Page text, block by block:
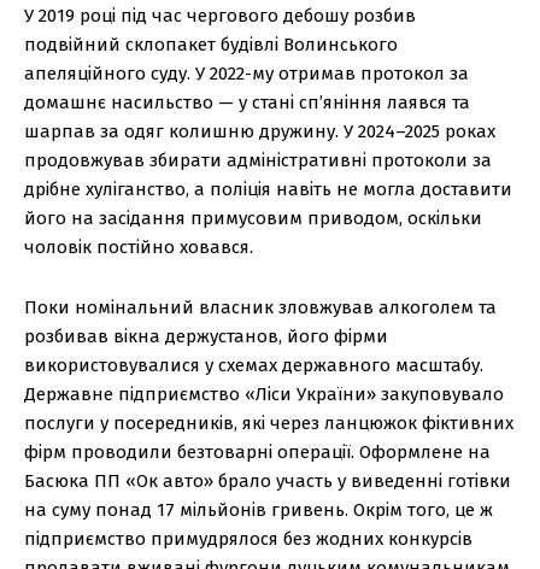
У 2019 році під час чергового дебошу розбив
подвійний склопакет будівлі Волинського
апеляційного суду. У 2022-му отримав протокол за
домашнє насильство — у стані сп’яніння лаявся та
шарпав за одяг колишню дружину. У 2024–2025 роках
продовжував збирати адміністративні протоколи за
дрібне хуліганство, а поліція навіть не могла доставити
його на засідання примусовим приводом, оскільки
чоловік постійно ховався.
Поки номінальний власник зловжував алкоголем та
розбивав вікна держустанов, його фірми
використовувалися у схемах державного масштабу.
Державне підприємство «Ліси України» закуповувало
послуги у посередників, які через ланцюжок фіктивних
фірм проводили безтоварні операції. Оформлене на
Басюка ПП «Ок авто» брало участь у виведенні готівки
на суму понад 17 мільйонів гривень. Окрім того, це ж
підприємство примудрялося без жодних конкурсів